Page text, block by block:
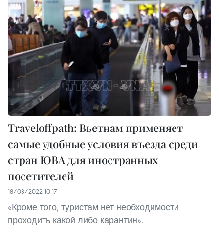
Traveloffpath: Вьетнам применяет
самые удобные условия въезда среди
стран ЮВА для иностранных
посетителей
18/03/2022 10:17
«Кроме того, туристам нет необходимости
проходить какой-либо карантин».